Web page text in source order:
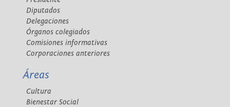
Diputados
Delegaciones
Órganos colegiados
Comisiones informativas
Corporaciones anteriores
Áreas
Cultura
Bienestar Social